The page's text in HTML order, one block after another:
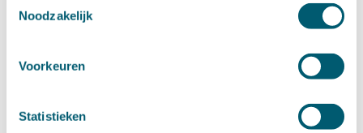
Noodzakelijk
Voorkeuren
Statistieken
juni (14)
maart (15)
►
2019 (147)